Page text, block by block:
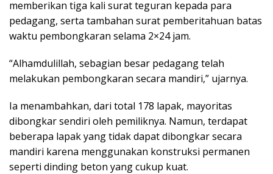
memberikan tiga kali surat teguran kepada para
pedagang, serta tambahan surat pemberitahuan batas
waktu pembongkaran selama 2×24 jam.
“Alhamdulillah, sebagian besar pedagang telah
melakukan pembongkaran secara mandiri,” ujarnya.
Ia menambahkan, dari total 178 lapak, mayoritas
dibongkar sendiri oleh pemiliknya. Namun, terdapat
beberapa lapak yang tidak dapat dibongkar secara
mandiri karena menggunakan konstruksi permanen
seperti dinding beton yang cukup kuat.